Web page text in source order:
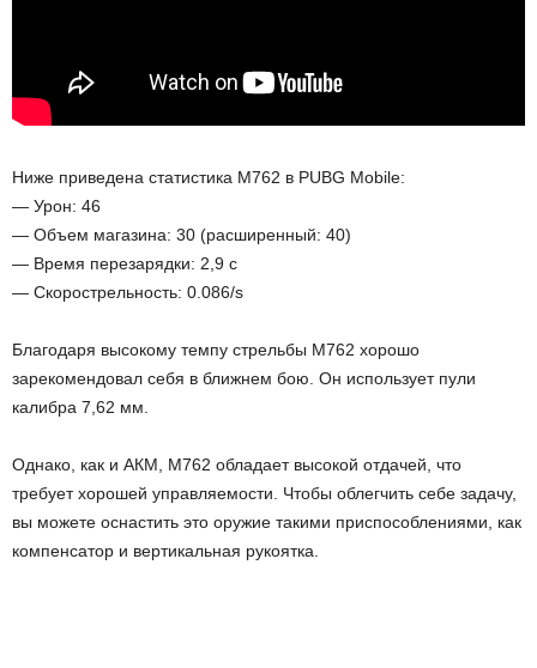
Ниже приведена статистика M762 в PUBG Mobile:
— Урон: 46
— Объем магазина: 30 (расширенный: 40)
— Время перезарядки: 2,9 с
— Скорострельность: 0.086/s
Благодаря высокому темпу стрельбы M762 хорошо
зарекомендовал себя в ближнем бою. Он использует пули
калибра 7,62 мм.
Однако, как и АКМ, M762 обладает высокой отдачей, что
требует хорошей управляемости. Чтобы облегчить себе задачу,
вы можете оснастить это оружие такими приспособлениями, как
компенсатор и вертикальная рукоятка.